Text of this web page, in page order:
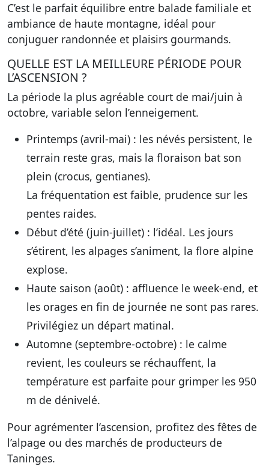
C’est le parfait équilibre entre balade familiale et
ambiance de haute montagne, idéal pour
conjuguer randonnée et plaisirs gourmands.
QUELLE EST LA MEILLEURE PÉRIODE POUR
L’ASCENSION ?
La période la plus agréable court de mai/juin à
octobre, variable selon l’enneigement.
Printemps (avril-mai) : les névés persistent, le
terrain reste gras, mais la floraison bat son
plein (crocus, gentianes).
La fréquentation est faible, prudence sur les
pentes raides.
Début d’été (juin-juillet) : l’idéal. Les jours
s’étirent, les alpages s’animent, la flore alpine
explose.
Haute saison (août) : affluence le week-end, et
les orages en fin de journée ne sont pas rares.
Privilégiez un départ matinal.
Automne (septembre-octobre) : le calme
revient, les couleurs se réchauffent, la
température est parfaite pour grimper les 950
m de dénivelé.
Pour agrémenter l’ascension, profitez des fêtes de
l’alpage ou des marchés de producteurs de
Taninges.